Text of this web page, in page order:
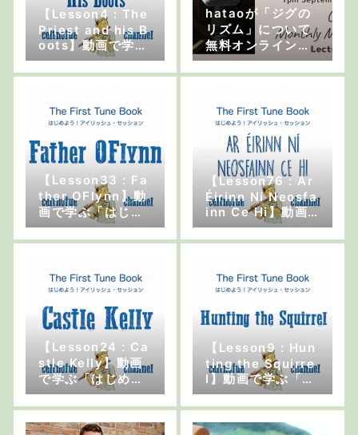
【Lesson4 : The
Priest and his B
oots】動画で学ぶ
「はじめよう！ア
イリッシュ・セッ
hataoが「ジグの
リズム」について
無料オンライン・
レクチャーをしま
す！
【Lesson33 : Fa
ther OFlynn】動
画で学ぶ「はじめ
よう！アイリッシ
ュ・セッション」
【Lesson76 : Ar
Éirinn Ní Neosfa
inn Ce Hi】動画
で学ぶ「はじめよ
う！アイリッシ
【Lesson24 : Ca
stle Kelly】動画
で学ぶ「はじめよ
う！アイリッシ
ュ・セッション」
【Lesson9 : Hun
ting the Squirre
l】動画で学ぶ「は
じめよう！アイリ
ッシュ・セッショ
ン」